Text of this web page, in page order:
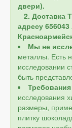
двери).
2. Доставка
адресу
Мы не
металлы. Есть
исследовании
быть
исследования
размеры,
плитку